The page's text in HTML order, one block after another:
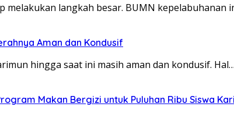
melakukan langkah besar. BUMN kepelabuhanan
Aman dan Kondusif
hingga saat ini masih aman dan kondusif. Hal…
Makan Bergizi untuk Puluhan Ribu Siswa